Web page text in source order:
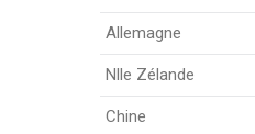
Allemagne
Nlle Zélande
Chine